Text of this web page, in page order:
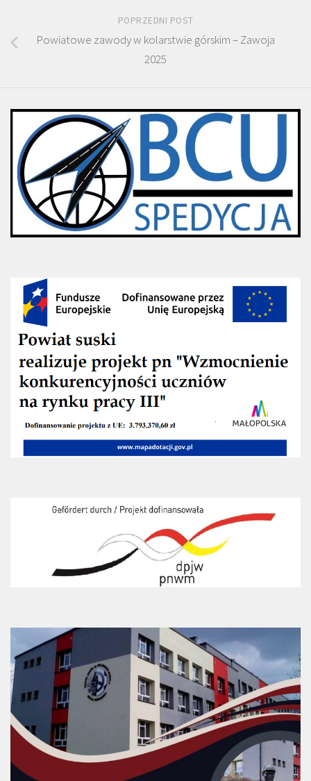
POPRZEDNI POST
Powiatowe zawody w kolarstwie górskim – Zawoja
2025